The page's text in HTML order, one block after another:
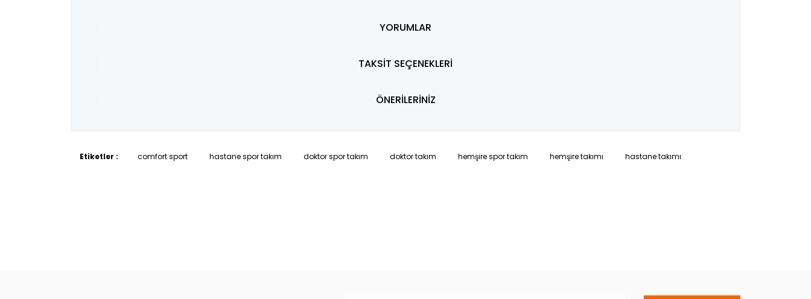
YORUMLAR
TAKSİT SEÇENEKLERİ
ÖNERİLERİNİZ
Etiketler : comfort sport hastane spor takım doktor spor takım doktor takım hemşire spor takım hemşire takımı hastane takımı